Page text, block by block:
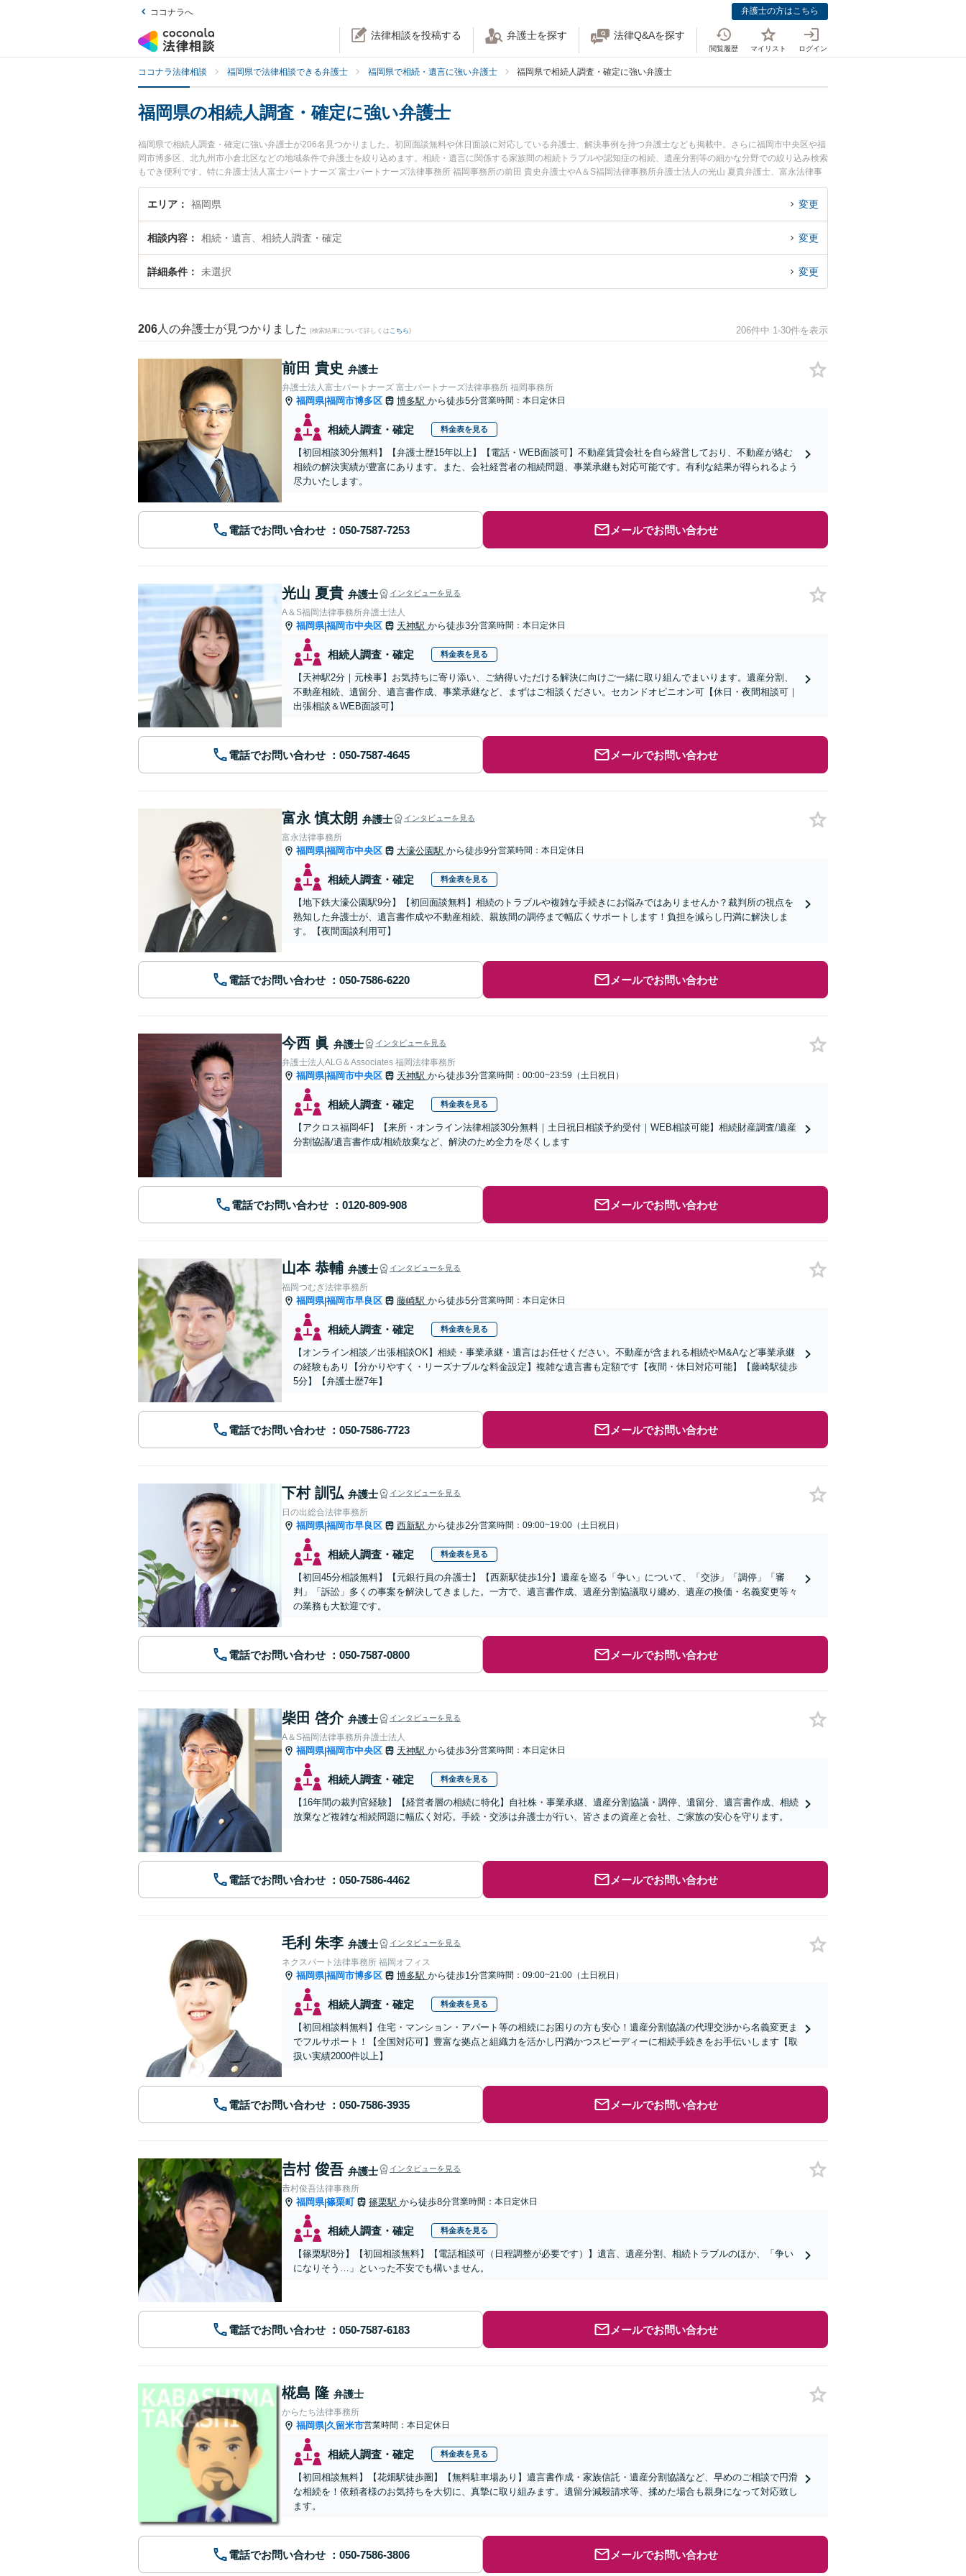
ココナラへ 弁護士の方はこちら
法律相談を投稿する 弁護士を探す 法律Q&Aを探す
閲覧履歴 マイリスト ログイン
ココナラ法律相談 福岡県で法律相談できる弁護士 福岡県で相続・遺言に強い弁護士 福岡県で相続人調査・確定に強い弁護士
福岡県の相続人調査・確定に強い弁護士
福岡県で相続人調査・確定に強い弁護士が206名見つかりました。初回面談無料や休日面談に対応している弁護士、解決事例を持つ弁護士なども掲載中。さらに福岡市中央区や福
岡市博多区、北九州市小倉北区などの地域条件で弁護士を絞り込めます。相続・遺言に関係する家族間の相続トラブルや認知症の相続、遺産分割等の細かな分野での絞り込み検索
もでき便利です。特に弁護士法人富士パートナーズ 富士パートナーズ法律事務所 福岡事務所の前田 貴史弁護士やA＆S福岡法律事務所弁護士法人の光山 夏貴弁護士、富永法律事
務所の富永 慎太朗弁護士のプロフィール情報や弁護士費用、強みなどが注目されています。『福岡県で土日や夜間に発生した相続人調査・確定のトラブルを今すぐに弁護士に相
談したい』『相続人調査・確定のトラブル解決の実績豊富な近くの弁護士を検索したい』『初回相談無料で相続人調査・確定を法律相談できる福岡県内の弁護士に相談予約した
エリア 福岡県 変更
相談内容 相続・遺言、相続人調査・確定 変更
詳細条件 未選択 変更
206 人の弁護士が見つかりました (検索結果について詳しくは こちら) 206件中 1-30件を表示
前田 貴史 弁護士
弁護士法人富士パートナーズ 富士パートナーズ法律事務所 福岡事務所
福岡県|福岡市博多区 博多駅 から徒歩5分営業時間：本日定休日
相続人調査・確定 料金表を見る
【初回相談30分無料】【弁護士歴15年以上】【電話・WEB面談可】不動産賃貸会社を自ら経営しており、不動産が絡む
相続の解決実績が豊富にあります。また、会社経営者の相続問題、事業承継も対応可能です。有利な結果が得られるよう
尽力いたします。
電話でお問い合わせ メールでお問い合わせ
光山 夏貴 弁護士 インタビューを見る
A＆S福岡法律事務所弁護士法人
福岡県|福岡市中央区 天神駅 から徒歩3分営業時間：本日定休日
相続人調査・確定 料金表を見る
【天神駅2分｜元検事】お気持ちに寄り添い、ご納得いただける解決に向けご一緒に取り組んでまいります。遺産分割、
不動産相続、遺留分、遺言書作成、事業承継など、まずはご相談ください。セカンドオピニオン可【休日・夜間相談可｜
出張相談＆WEB面談可】
電話でお問い合わせ メールでお問い合わせ
富永 慎太朗 弁護士 インタビューを見る
富永法律事務所
福岡県|福岡市中央区 大濠公園駅 から徒歩9分営業時間：本日定休日
相続人調査・確定 料金表を見る
【地下鉄大濠公園駅9分】【初回面談無料】相続のトラブルや複雑な手続きにお悩みではありませんか？裁判所の視点を
熟知した弁護士が、遺言書作成や不動産相続、親族間の調停まで幅広くサポートします！負担を減らし円満に解決しま
す。【夜間面談利用可】
電話でお問い合わせ メールでお問い合わせ
今西 眞 弁護士 インタビューを見る
弁護士法人ALG＆Associates 福岡法律事務所
福岡県|福岡市中央区 天神駅 から徒歩3分営業時間：00:00~23:59（土日祝日）
相続人調査・確定 料金表を見る
【アクロス福岡4F】【来所・オンライン法律相談30分無料｜土日祝日相談予約受付｜WEB相談可能】相続財産調査/遺産
分割協議/遺言書作成/相続放棄など、解決のため全力を尽くします
電話でお問い合わせ メールでお問い合わせ
山本 恭輔 弁護士 インタビューを見る
福岡つむぎ法律事務所
福岡県|福岡市早良区 藤崎駅 から徒歩5分営業時間：本日定休日
相続人調査・確定 料金表を見る
【オンライン相談／出張相談OK】相続・事業承継・遺言はお任せください。不動産が含まれる相続やM&Aなど事業承継
の経験もあり【分かりやすく・リーズナブルな料金設定】複雑な遺言書も定額です【夜間・休日対応可能】【藤崎駅徒歩
5分】【弁護士歴7年】
電話でお問い合わせ メールでお問い合わせ
下村 訓弘 弁護士 インタビューを見る
日の出総合法律事務所
福岡県|福岡市早良区 西新駅 から徒歩2分営業時間：09:00~19:00（土日祝日）
相続人調査・確定 料金表を見る
【初回45分相談無料】【元銀行員の弁護士】【西新駅徒歩1分】遺産を巡る「争い」について、「交渉」「調停」「審
判」「訴訟」多くの事案を解決してきました。一方で、遺言書作成、遺産分割協議取り纏め、遺産の換価・名義変更等々
の業務も大歓迎です。
電話でお問い合わせ メールでお問い合わせ
柴田 啓介 弁護士 インタビューを見る
A＆S福岡法律事務所弁護士法人
福岡県|福岡市中央区 天神駅 から徒歩3分営業時間：本日定休日
相続人調査・確定 料金表を見る
【16年間の裁判官経験】【経営者層の相続に特化】自社株・事業承継、遺産分割協議・調停、遺留分、遺言書作成、相続
放棄など複雑な相続問題に幅広く対応。手続・交渉は弁護士が行い、皆さまの資産と会社、ご家族の安心を守ります。
電話でお問い合わせ メールでお問い合わせ
毛利 朱李 弁護士 インタビューを見る
ネクスパート法律事務所 福岡オフィス
福岡県|福岡市博多区 博多駅 から徒歩1分営業時間：09:00~21:00（土日祝日）
相続人調査・確定 料金表を見る
【初回相談料無料】住宅・マンション・アパート等の相続にお困りの方も安心！遺産分割協議の代理交渉から名義変更ま
でフルサポート！【全国対応可】豊富な拠点と組織力を活かし円満かつスピーディーに相続手続きをお手伝いします【取
扱い実績2000件以上】
電話でお問い合わせ メールでお問い合わせ
𠮷村 俊吾 弁護士 インタビューを見る
𠮷村俊吾法律事務所
福岡県|篠栗町 篠栗駅 から徒歩8分営業時間：本日定休日
相続人調査・確定 料金表を見る
【篠栗駅8分】【初回相談無料】【電話相談可（日程調整が必要です）】遺言、遺産分割、相続トラブルのほか、「争い
になりそう…」といった不安でも構いません。
電話でお問い合わせ メールでお問い合わせ
椛島 隆 弁護士
からたち法律事務所
福岡県|久留米市営業時間：本日定休日
相続人調査・確定 料金表を見る
【初回相談無料】【花畑駅徒歩圏】【無料駐車場あり】遺言書作成・家族信託・遺産分割協議など、早めのご相談で円滑
な相続を！依頼者様のお気持ちを大切に、真摯に取り組みます。遺留分減殺請求等、揉めた場合も親身になって対応致し
ます。
電話でお問い合わせ メールでお問い合わせ